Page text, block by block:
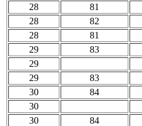
28
81
28
82
28
81
29
83
29
29
83
30
84
30
30
84